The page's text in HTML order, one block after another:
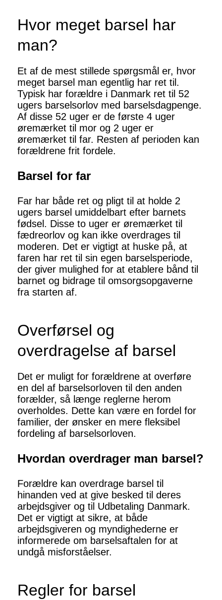
Hvor meget barsel har
man?
Et af de mest stillede spørgsmål er, hvor
meget barsel man egentlig har ret til.
Typisk har forældre i Danmark ret til 52
ugers barselsorlov med barselsdagpenge.
Af disse 52 uger er de første 4 uger
øremærket til mor og 2 uger er
øremærket til far. Resten af perioden kan
forældrene frit fordele.
Barsel for far
Far har både ret og pligt til at holde 2
ugers barsel umiddelbart efter barnets
fødsel. Disse to uger er øremærket til
fædreorlov og kan ikke overdrages til
moderen. Det er vigtigt at huske på, at
faren har ret til sin egen barselsperiode,
der giver mulighed for at etablere bånd til
barnet og bidrage til omsorgsopgaverne
fra starten af.
Overførsel og
overdragelse af barsel
Det er muligt for forældrene at overføre
en del af barselsorloven til den anden
forælder, så længe reglerne herom
overholdes. Dette kan være en fordel for
familier, der ønsker en mere fleksibel
fordeling af barselsorloven.
Hvordan overdrager man barsel?
Forældre kan overdrage barsel til
hinanden ved at give besked til deres
arbejdsgiver og til Udbetaling Danmark.
Det er vigtigt at sikre, at både
arbejdsgiveren og myndighederne er
informerede om barselsaftalen for at
undgå misforståelser.
Regler for barsel